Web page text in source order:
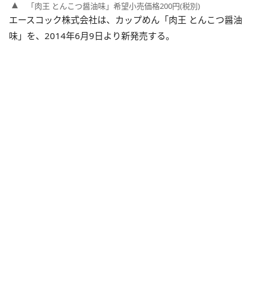
「肉王 とんこつ醤油味」希望小売価格200円(税別)
エースコック株式会社は、カップめん「肉王 とんこつ醤油
味」を、2014年6月9日より新発売する。